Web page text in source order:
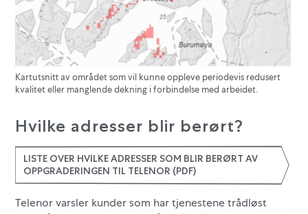
Kartutsnitt av området som vil kunne oppleve periodevis redusert
kvalitet eller manglende dekning i forbindelse med arbeidet.
Hvilke adresser blir berørt?
LISTE OVER HVILKE ADRESSER SOM BLIR BERØRT AV
OPPGRADERINGEN TIL TELENOR (PDF)
Telenor varsler kunder som har tjenestene trådløst